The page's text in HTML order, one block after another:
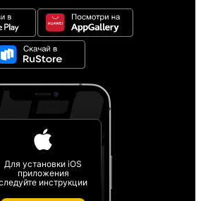
Для установки iOS
приложения
инструкции